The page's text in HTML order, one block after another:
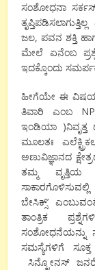
ಸಂಶೋಧನಾ
ಜಲ, ಪವನ ಶಕ್ತಿ
ಮೇಲೆ ಏನೆಂಬ
ಇದಕ್ಕೊಂದು
ಹೀಗೆಯೇ ಈ
ತಿವಾರಿ ಎಂಬ
ಇಂಡಿಯಾ )ನಿವೃತ್ತ
ಮೂಲತಃ
ಅಣುವಿಜ್ಞಾನದ
ತಮ್ಮ ವೃತ್ತಿಯ
ಬೇಸಿಕ್ಸ್’
ತಾಂತ್ರಿಕ
ಸಂಶೋಧನೆಯನ್ನು
ಸಮಸ್ಯೆಗಳಿಗೆ
ಸಿನ್ಕ್ರೋನಸ್